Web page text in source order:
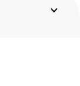
keyboard_arrow_down